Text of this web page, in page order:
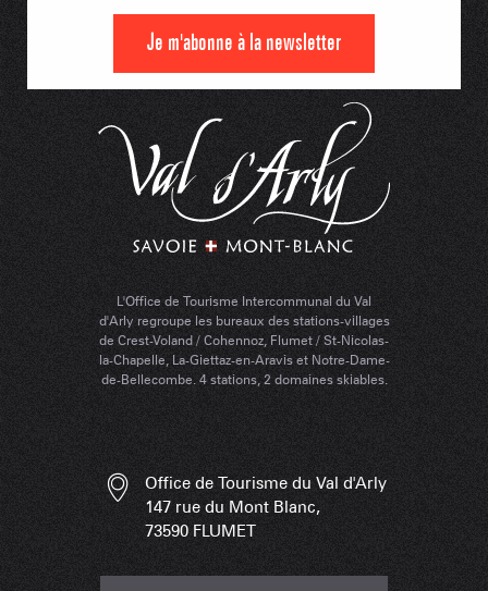
L'Office de Tourisme Intercommunal du Val
d'Arly regroupe les bureaux des stations-villages
de Crest-Voland / Cohennoz, Flumet / St-Nicolas-
la-Chapelle, La-Giettaz-en-Aravis et Notre-Dame-
de-Bellecombe. 4 stations, 2 domaines skiables.
Je m'abonne à la newsletter
Office de Tourisme du Val d'Arly
147 rue du Mont Blanc,
73590 FLUMET